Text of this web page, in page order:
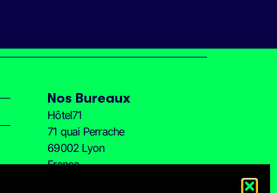
Nos Bureaux
Hôtel71
71 quai Perrache
69002 Lyon
France